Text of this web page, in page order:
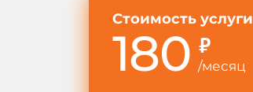
Стоимость услуги
180 ₽
/месяц